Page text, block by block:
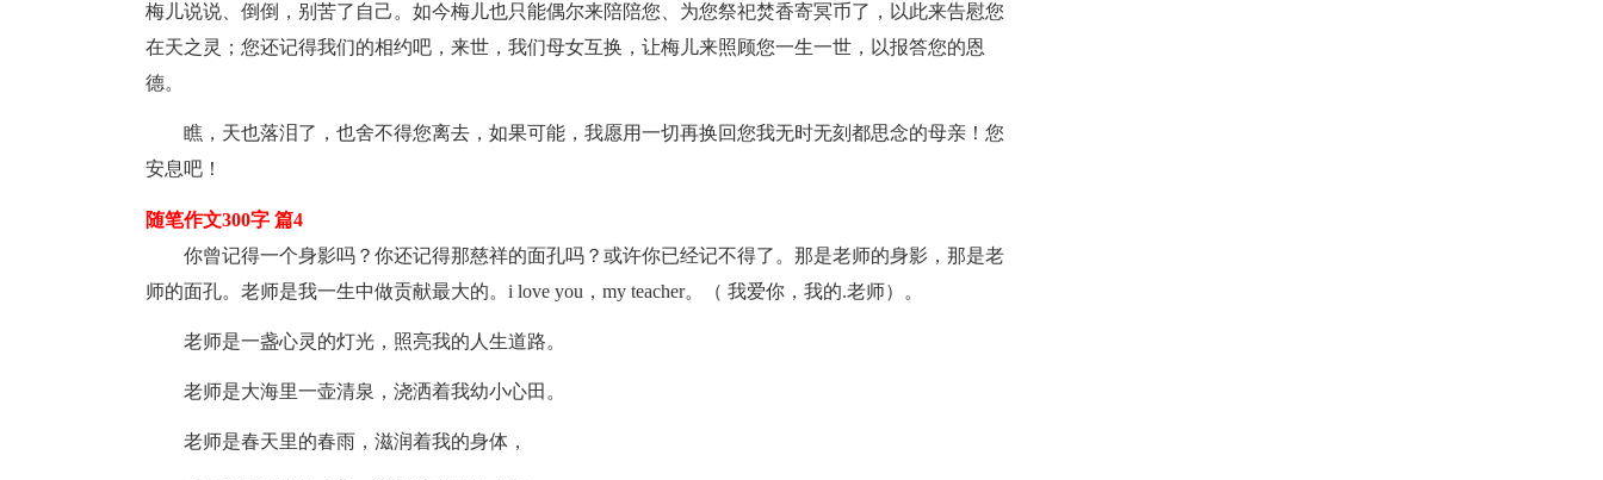
梅儿说说、倒倒，别苦了自己。如今梅儿也只能偶尔来陪陪您、为您祭祀焚香寄冥币了，以此来告慰您
在天之灵；您还记得我们的相约吧，来世，我们母女互换，让梅儿来照顾您一生一世，以报答您的恩
德。
瞧，天也落泪了，也舍不得您离去，如果可能，我愿用一切再换回您我无时无刻都思念的母亲！您
安息吧！
随笔作文300字 篇4
你曾记得一个身影吗？你还记得那慈祥的面孔吗？或许你已经记不得了。那是老师的身影，那是老
师的面孔。老师是我一生中做贡献最大的。i love you，my teacher。（ 我爱你，我的.老师）。
老师是一盏心灵的灯光，照亮我的人生道路。
老师是大海里一壶清泉，浇洒着我幼小心田。
老师是春天里的春雨，滋润着我的身体，